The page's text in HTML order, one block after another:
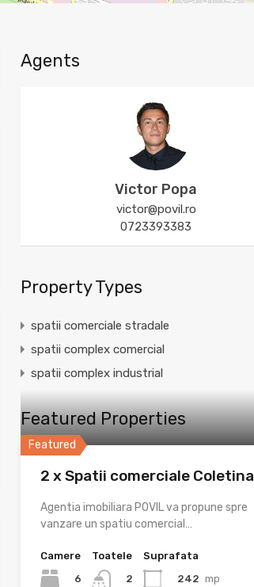
Agents
Victor Popa
victor@povil.ro
0723393383
Property Types
spatii comerciale stradale
spatii complex comercial
spatii complex industrial
Featured Properties
Featured
2 x Spatii comerciale Coletina
Agentia imobiliara POVIL va propune spre
vanzare un spatiu comercial…
Camere
6
Toatele
2
Suprafata
242 mp